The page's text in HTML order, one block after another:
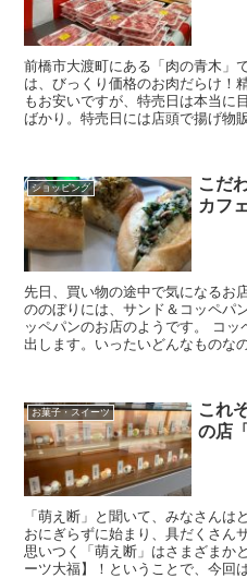
前橋市大渡町にある「肉の青木」
は、びっくり価格のお肉だらけ！
もお安いですが、特売日は本当に
ばかり。特売日には店頭で揚げ物
ショッピング
こだ
カフ
先日、買い物の途中で気になるお
ののぼりには、サンド＆コッペパ
ッペパンのお店のようです。 コ
出します。いったいどんなものな
お菓子・スイーツ
これ
の店
「萌え断」と聞いて、みなさんは
おにぎらずに始まり、具だくさん
思いつく「萌え断」はさまざまか
ーツ大福】！ということで、今回